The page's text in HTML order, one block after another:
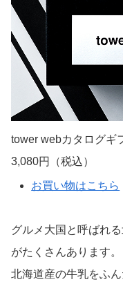
tower webカタログギ
3,080円（税込）
お買い物はこちら
グルメ大国と呼ばれ
がたくさんあります。
北海道産の牛乳をふ